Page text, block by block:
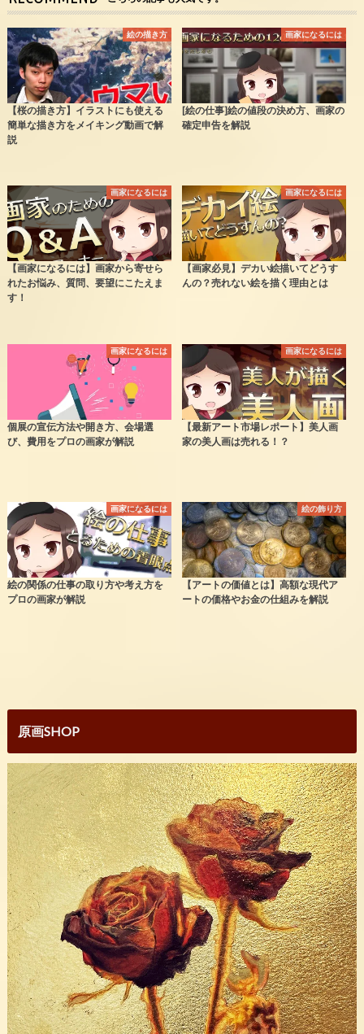
絵の描き方
【桜の描き方】イラストにも使える
簡単な描き方をメイキング動画で解
説
画家になるには
[絵の仕事]絵の値段の決め方、画家の
確定申告を解説
画家になるには
【画家になるには】画家から寄せら
れたお悩み、質問、要望にこたえま
す！
画家になるには
【画家必見】デカい絵描いてどうす
んの？売れない絵を描く理由とは
画家になるには
個展の宣伝方法や開き方、会場選
び、費用をプロの画家が解説
画家になるには
【最新アート市場レポート】美人画
家の美人画は売れる！？
画家になるには
絵の関係の仕事の取り方や考え方を
プロの画家が解説
絵の飾り方
【アートの価値とは】高額な現代ア
ートの価格やお金の仕組みを解説
原画SHOP